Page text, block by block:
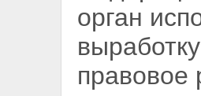
орган
правовое